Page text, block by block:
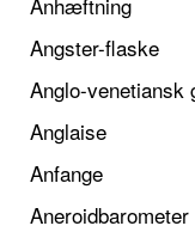
Angster-flaske
Anglo-venetiansk
Anglaise
Anfange
Aneroidbarometer